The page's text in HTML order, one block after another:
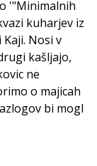
'"Minimalnih
kuharjev iz
Nosi v
kašljajo,
ne
o majicah
bi mogl